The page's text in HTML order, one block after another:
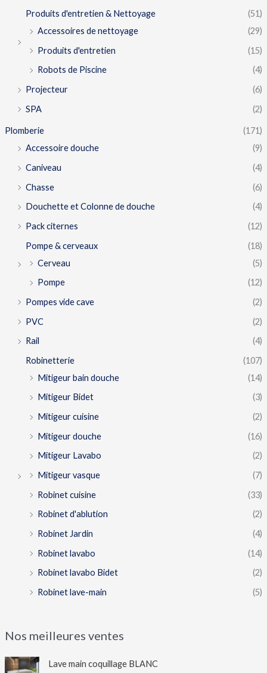
Produits d'entretien & Nettoyage
(51)
Accessoires de nettoyage
(29)
Produits d'entretien
(15)
Robots de Piscine
(4)
Projecteur
(6)
SPA
(2)
Plomberie
(171)
Accessoire douche
(9)
Caniveau
(4)
Chasse
(6)
Douchette et Colonne de douche
(4)
Pack citernes
(12)
Pompe & cerveaux
(18)
Cerveau
(5)
Pompe
(12)
Pompes vide cave
(2)
PVC
(2)
Rail
(4)
Robinetterie
(107)
Mitigeur bain douche
(14)
Mitigeur Bidet
(3)
Mitigeur cuisine
(2)
Mitigeur douche
(16)
Mitigeur Lavabo
(2)
Mitigeur vasque
(7)
Robinet cuisine
(33)
Robinet d'ablution
(2)
Robinet Jardin
(4)
Robinet lavabo
(14)
Robinet lavabo Bidet
(2)
Robinet lave-main
(5)
Nos meilleures ventes
Lave main coquillage BLANC